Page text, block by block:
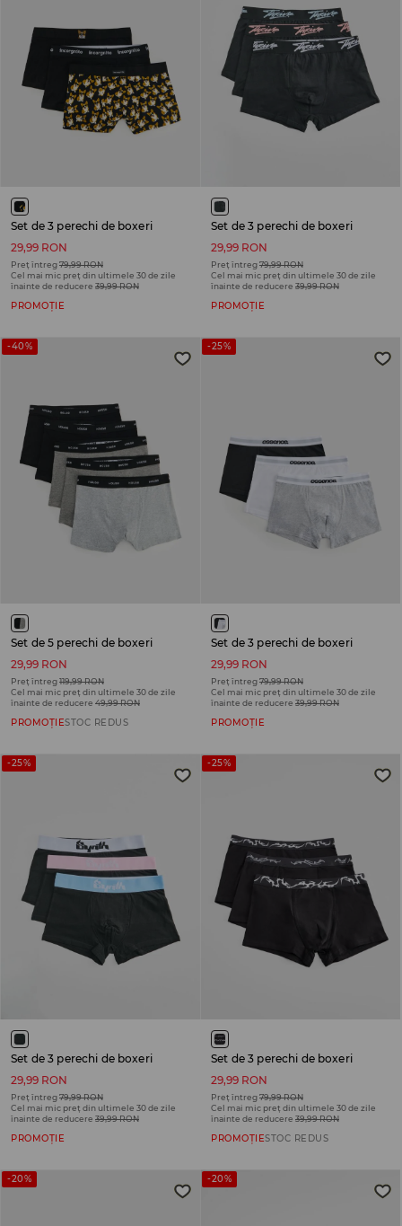
Set de 3 perechi de boxeri
29,99 RON
Preț întreg79,99 RON
Cel mai mic preț din ultimele 30 de zile
înainte de reducere 39,99 RON
PROMOȚIE
Set de 3 perechi de boxeri
29,99 RON
Preț întreg79,99 RON
Cel mai mic preț din ultimele 30 de zile
înainte de reducere 39,99 RON
PROMOȚIE
-40%
Set de 5 perechi de boxeri
29,99 RON
Preț întreg119,99 RON
Cel mai mic preț din ultimele 30 de zile
înainte de reducere 49,99 RON
PROMOȚIESTOC REDUS
-25%
Set de 3 perechi de boxeri
29,99 RON
Preț întreg79,99 RON
Cel mai mic preț din ultimele 30 de zile
înainte de reducere 39,99 RON
PROMOȚIE
-25%
Set de 3 perechi de boxeri
29,99 RON
Preț întreg79,99 RON
Cel mai mic preț din ultimele 30 de zile
înainte de reducere 39,99 RON
PROMOȚIE
-25%
Set de 3 perechi de boxeri
29,99 RON
Preț întreg79,99 RON
Cel mai mic preț din ultimele 30 de zile
înainte de reducere 39,99 RON
PROMOȚIESTOC REDUS
-20% -20%